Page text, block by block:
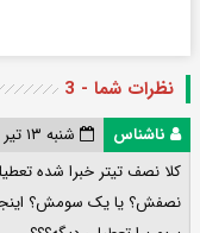
نظرات شما - 3
ناشناس
شنبه ۱۳ تیر ۱۴۰۵ ۲۲:۴۱:۱۹
کلا نصف تیتر خبرا شده
نصفش؟ یا یک سومش؟ اینجا